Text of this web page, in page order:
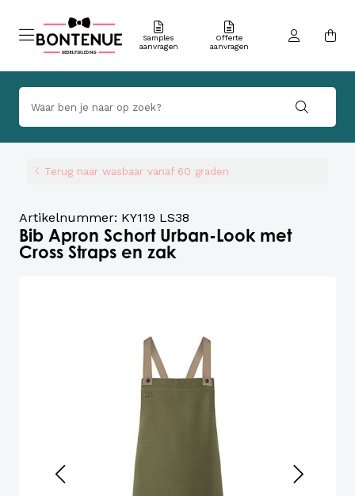
Samples
aanvragen
Offerte
aanvragen
Terug naar wasbaar vanaf 60 graden
Artikelnummer: KY119 LS38
Bib Apron Schort Urban-Look met
Cross Straps en zak